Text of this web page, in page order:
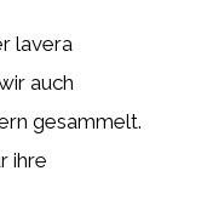
lavera
auch
gesammelt.
ihre